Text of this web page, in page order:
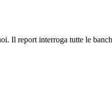
Il report interroga tutte le